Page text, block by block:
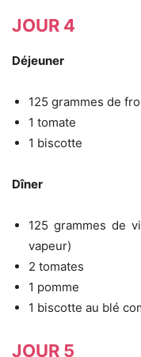
JOUR 4
Déjeuner
125 grammes de
1 tomate
1 biscotte
Dîner
125 grammes de
vapeur)
2 tomates
1 pomme
1 biscotte au blé
JOUR 5